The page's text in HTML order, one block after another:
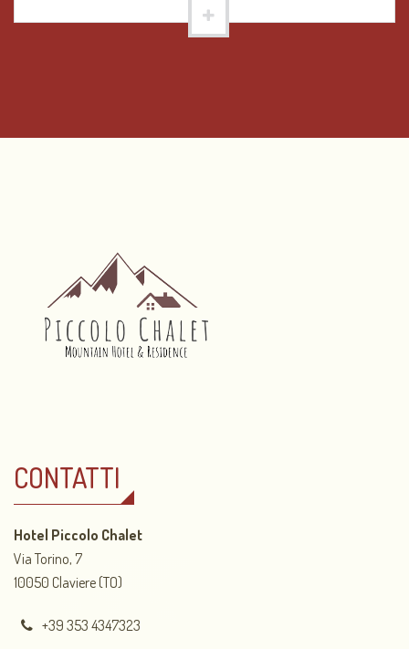
CONTATTI
Hotel Piccolo Chalet
Via Torino, 7
10050 Claviere (TO)
+39 353 4347323